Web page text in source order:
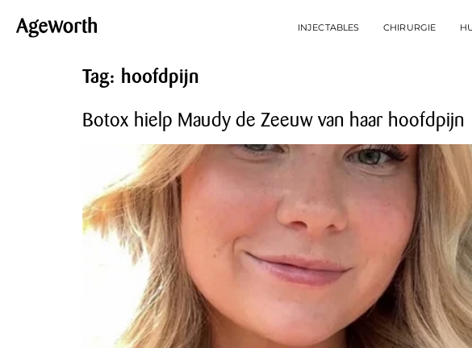
INJECTABLES CHIRURGIE
Tag: hoofdpijn
Botox hielp Maudy de Zeeuw van haar hoofdpijn